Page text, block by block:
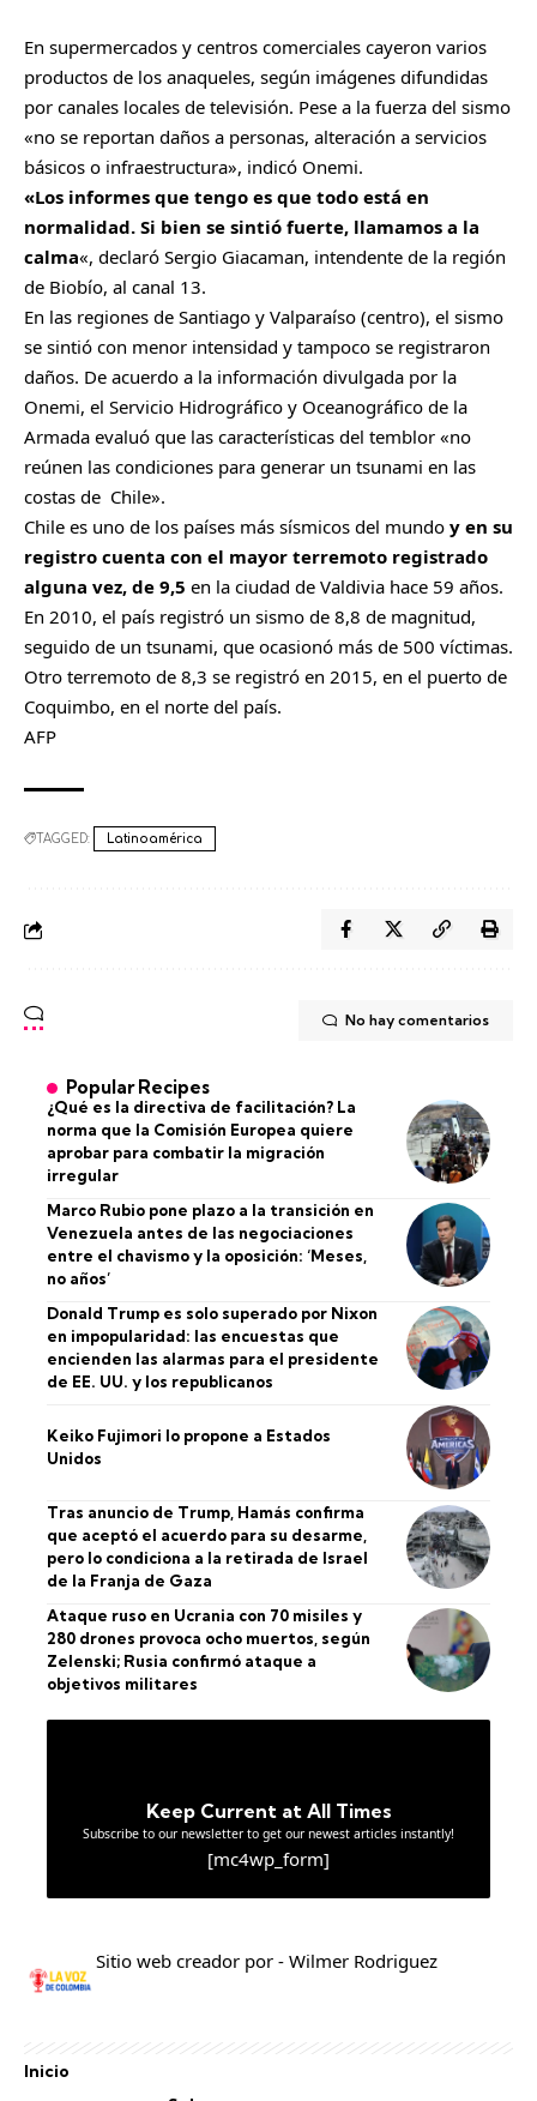
En supermercados y centros comerciales cayeron varios
productos de los anaqueles, según imágenes difundidas
por canales locales de televisión. Pese a la fuerza del sismo
«no se reportan daños a personas, alteración a servicios
básicos o infraestructura», indicó Onemi.
«Los informes que tengo es que todo está en
normalidad. Si bien se sintió fuerte, llamamos a la
calma«, declaró Sergio Giacaman, intendente de la región
de Biobío, al canal 13.
En las regiones de Santiago y Valparaíso (centro), el sismo
se sintió con menor intensidad y tampoco se registraron
daños. De acuerdo a la información divulgada por la
Onemi, el Servicio Hidrográfico y Oceanográfico de la
Armada evaluó que las características del temblor «no
reúnen las condiciones para generar un tsunami en las
costas de Chile».
Chile es uno de los países más sísmicos del mundo y en su
registro cuenta con el mayor terremoto registrado
alguna vez, de 9,5 en la ciudad de Valdivia hace 59 años.
En 2010, el país registró un sismo de 8,8 de magnitud,
seguido de un tsunami, que ocasionó más de 500 víctimas.
Otro terremoto de 8,3 se registró en 2015, en el puerto de
Coquimbo, en el norte del país.
AFP
TAGGED: Latinoamérica
No hay comentarios
Popular Recipes
¿Qué es la directiva de facilitación? La
norma que la Comisión Europea quiere
aprobar para combatir la migración
irregular
Marco Rubio pone plazo a la transición en
Venezuela antes de las negociaciones
entre el chavismo y la oposición: ‘Meses,
no años’
Donald Trump es solo superado por Nixon
en impopularidad: las encuestas que
encienden las alarmas para el presidente
de EE. UU. y los republicanos
Keiko Fujimori lo propone a Estados
Unidos
Tras anuncio de Trump, Hamás confirma
que aceptó el acuerdo para su desarme,
pero lo condiciona a la retirada de Israel
de la Franja de Gaza
Ataque ruso en Ucrania con 70 misiles y
280 drones provoca ocho muertos, según
Zelenski; Rusia confirmó ataque a
objetivos militares
Keep Current at All Times
Subscribe to our newsletter to get our newest articles instantly!
[mc4wp_form]
Sitio web creador por - Wilmer Rodriguez
Inicio